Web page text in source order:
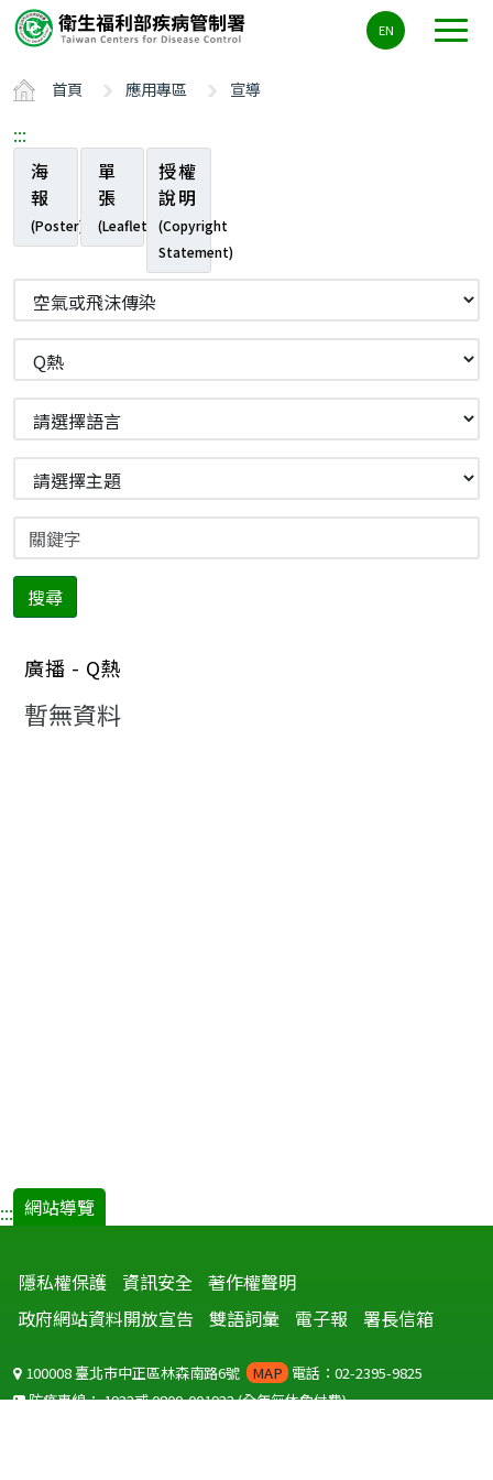
要
容
ALT+C
EN
首頁 應用專區 宣導
:::
海
報
(Poster)
單
張
(Leaflet)
授權
說明
(Copyright
Statement)
搜尋
廣播 - Q熱
暫無資料
::: 網站導覽
隱私權保護 資訊安全 著作權聲明
政府網站資料開放宣告
雙語詞彙 電子報 署長信箱
100008 臺北市中正區林森南路6號 MAP 電話：02-2395-9825
防疫專線：1922或0800-001922(全年無休免付費)